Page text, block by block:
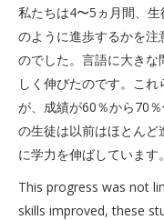
私たちは4〜5ヵ月間、
のように進歩するかを注
のでした。言語に大き
しく伸びたのです。こ
が、成績が60％から70
の生徒は以前はほとん
に学力を伸ばしています。
This progress was not
skills improved, these